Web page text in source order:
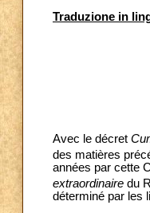
Traduzione in
Avec le décret
des matières
années par cette
extraordinaire du
déterminé par les